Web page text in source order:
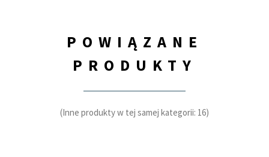
POWIĄZANE
PRODUKTY
(Inne produkty w tej samej kategorii: 16)